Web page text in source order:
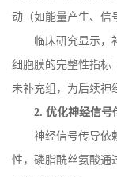
动（如能量产生、信
临床研究显示
细胞膜的完整性指标
未补充组，为后续神
2.优化神经信号
神经信号传导依
性，磷脂酰丝氨酸通